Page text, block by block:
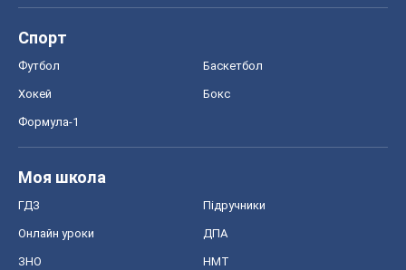
Спорт
Футбол Баскетбол
Хокей Бокс
Формула-1
Моя школа
ГДЗ Підручники
Онлайн уроки ДПА
ЗНО НМТ